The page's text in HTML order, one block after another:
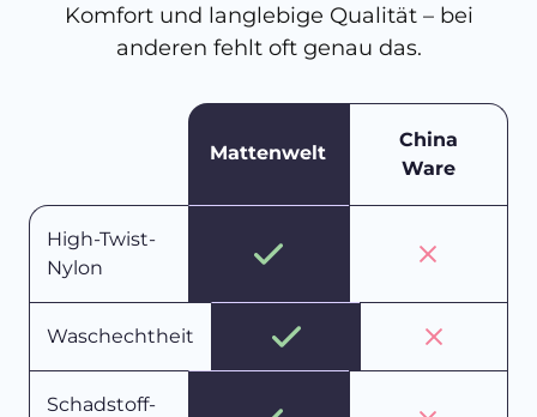
Komfort und langlebige Qualität – bei
anderen fehlt oft genau das.
Mattenwelt
China
Ware
High-Twist-
Nylon
Waschechtheit
Schadstoff-